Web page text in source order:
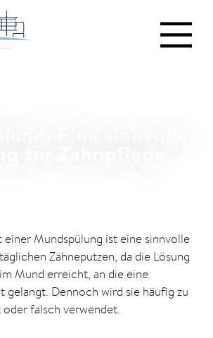
einer Mundspülung ist eine sinnvolle
Zähneputzen, da die Lösung
Mund erreicht, an die eine
gelangt. Dennoch wird sie häufig zu
falsch verwendet.